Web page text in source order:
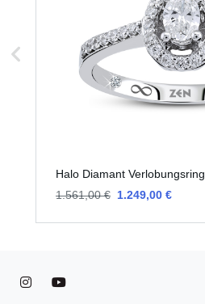
Halo Diamant Verlobungsring
1.249,00 €
1.561,00 €